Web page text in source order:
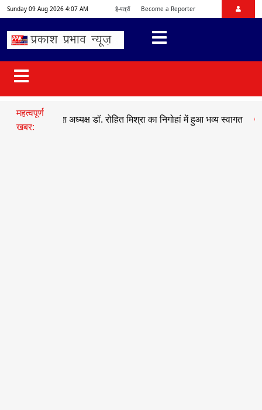
Sunday 09 Aug 2026 4:07 AM ई-पत्रों Become a Reporter
महत्वपूर्ण
खबर:
प्रदेश अध्यक्ष डॉ. रोहित मिश्रा का निगोहां में हुआ भव्य स्वागत ●सड़क